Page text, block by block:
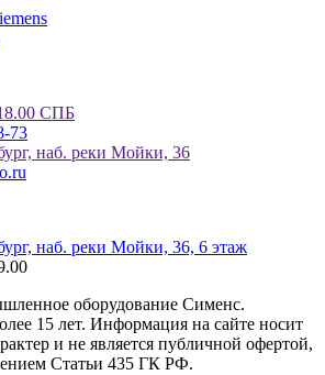
СПБ
73
наб. реки Мойки, 36
наб. реки Мойки, 36, 6 этаж
оборудование Сименс.
15 лет. Информация на сайте носит
и не является публичной офертой,
Статьи 435 ГК РФ.